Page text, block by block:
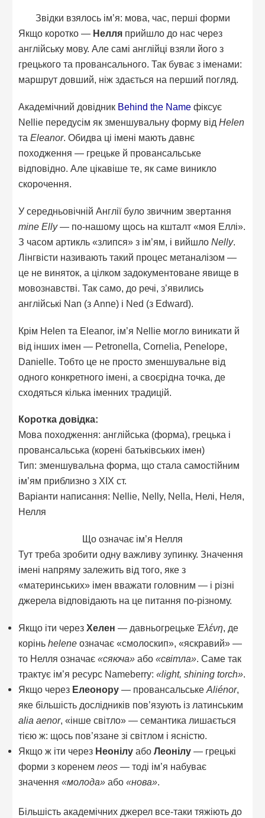
Звідки взялось ім’я: мова, час, перші форми
Якщо коротко — Нелля прийшло до нас через
англійську мову. Але самі англійці взяли його з
грецького та провансального. Так буває з іменами:
маршрут довший, ніж здається на перший погляд.
Академічний довідник Behind the Name фіксує
Nellie передусім як зменшувальну форму відHelen
таEleanor. Обидва ці імені мають давнє
походження — грецьке й провансальське
відповідно. Але цікавіше те, як саме виникло
скорочення.
У середньовічній Англії було звичним звертання
mine Elly— по-нашому щось на кшталт «моя Еллі».
З часом артикль «злипся» з ім’ям, і вийшлоNelly.
Лінгвісти називають такий процес метаналізом —
це не виняток, а цілком задокументоване явище в
мовознавстві. Так само, до речі, з’явились
англійські Nan (з Anne) і Ned (з Edward).
Крім Helen та Eleanor, ім’я Nellie могло виникати й
від інших імен — Petronella, Cornelia, Penelope,
Danielle. Тобто це не просто зменшувальне від
одного конкретного імені, а своєрідна точка, де
сходяться кілька іменних традицій.
Коротка довідка:
Мова походження: англійська (форма), грецька і
провансальська (корені батьківських імен)
Тип: зменшувальна форма, що стала самостійним
ім’ям приблизно з XIX ст.
Варіанти написання: Nellie, Nelly, Nella, Нелі, Неля,
Нелля
Що означає ім’я Нелля
Тут треба зробити одну важливу зупинку. Значення
імені напряму залежить від того, яке з
«материнських» імен вважати головним — і різні
джерела відповідають на це питання по-різному.
Якщо іти черезХелен — давньогрецьке Ἑλένη , де
коріньhelene означає «смолоскип», «яскравий» —
то Нелля означає«сяюча» або«світла» . Саме так
трактує ім’я ресурс Nameberry:«light, shining torch»
Якщо через Елеонору — провансальськеAliénor,
яке більшість дослідників пов’язують із латинським
alia aenor, «інше світло» — семантика лишається
тією ж: щось пов’язане зі світлом і ясністю.
Якщо ж іти через Неонілу або Леонілу — грецькі
форми з коренемneos — тоді ім’я набуває
значення«молода» або«нова»
Більшість академічних джерел все-таки тяжіють до